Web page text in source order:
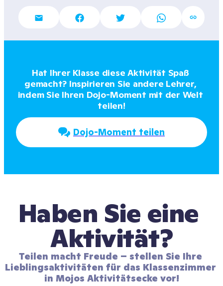
Hat Ihrer Klasse diese Aktivität Spaß
gemacht? Inspirieren Sie andere Lehrer,
indem Sie Ihren Dojo-Moment mit der Welt
teilen!
Dojo-Moment teilen
Haben Sie eine
Aktivität?
Teilen macht Freude – stellen Sie Ihre
Lieblingsaktivitäten für das Klassenzimmer
in Mojos Aktivitätsecke vor!